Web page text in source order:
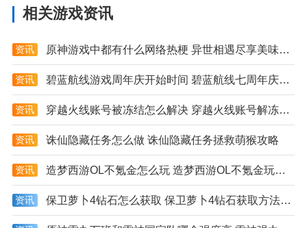
相关游戏资讯
资讯 原神游戏中都有什么网络热梗 异世相遇尽享美味是什么梗
资讯 碧蓝航线游戏周年庆开始时间 碧蓝航线七周年庆具体日期详解
资讯 穿越火线账号被冻结怎么解决 穿越火线账号解冻方法大全
资讯 诛仙隐藏任务怎么做 诛仙隐藏任务拯救萌猴攻略
资讯 造梦西游OL不氪金怎么玩 造梦西游OL不氪金玩法技巧分享
资讯 保卫萝卜4钻石怎么获取 保卫萝卜4钻石获取方法分享